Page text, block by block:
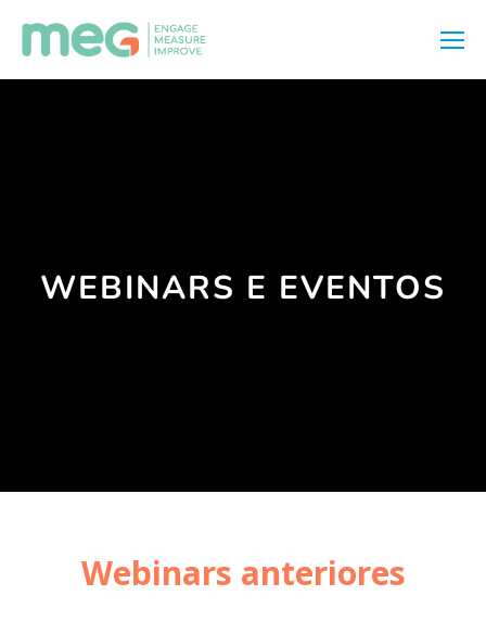
WEBINARS E EVENTOS
Webinars anteriores